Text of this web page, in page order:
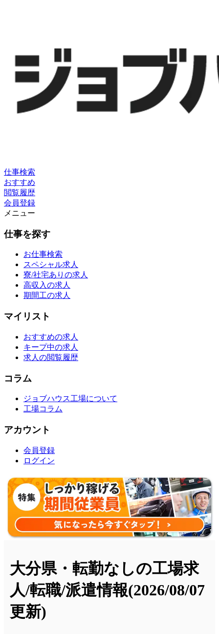
仕事検索
おすすめ
閲覧履歴
会員登録
メニュー
仕事を探す
お仕事検索
スペシャル求人
寮/社宅ありの求人
高収入の求人
期間工の求人
マイリスト
おすすめの求人
キープ中の求人
求人の閲覧履歴
コラム
ジョブハウス工場について
工場コラム
アカウント
会員登録
ログイン
大分県・転勤なしの工場求
人/転職/派遣情報(2026/08/07
更新)